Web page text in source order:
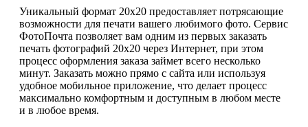
Уникальный формат 20х20 предоставляет потрясающие
возможности для печати вашего любимого фото. Сервис
ФотоПочта позволяет вам одним из первых заказать
печать фотографий 20х20 через Интернет, при этом
процесс оформления заказа займет всего несколько
минут. Заказать можно прямо с сайта или используя
удобное мобильное приложение, что делает процесс
максимально комфортным и доступным в любом месте
и в любое время.